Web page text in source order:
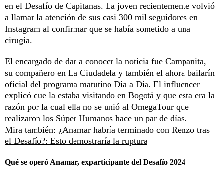
en el Desafío de Capitanas. La joven recientemente volvió
a llamar la atención de sus casi 300 mil seguidores en
Instagram al confirmar que se había sometido a una
cirugía.
El encargado de dar a conocer la noticia fue Campanita,
su compañero en La Ciudadela y también el ahora bailarín
oficial del programa matutino Día a Día. El influencer
explicó que la estaba visitando en Bogotá y que esta era la
razón por la cual ella no se unió al OmegaTour que
realizaron los Súper Humanos hace un par de días.
Mira también: ¿Anamar habría terminado con Renzo tras
el Desafío?: Esto demostraría la ruptura
Qué se operó Anamar, exparticipante del Desafío 2024